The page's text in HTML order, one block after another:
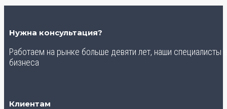
Нужна консультация?
Работаем на рынке больше девяти лет, наши
бизнеса
Клиентам